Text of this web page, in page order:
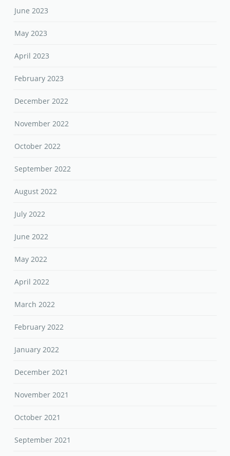
June 2023
May 2023
April 2023
February 2023
December 2022
November 2022
October 2022
September 2022
August 2022
July 2022
June 2022
May 2022
April 2022
March 2022
February 2022
January 2022
December 2021
November 2021
October 2021
September 2021